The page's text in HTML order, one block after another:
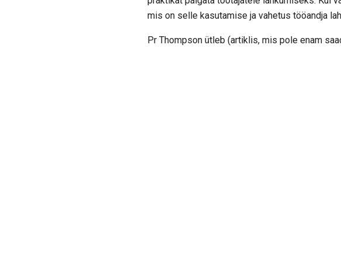
mis on selle kasutamise ja vahetus tööandja
Pr Thompson ütleb (artiklis, mis pole enam